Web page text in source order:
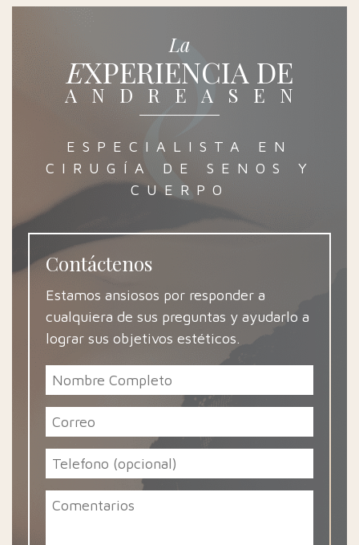
La
EXPERIENCIA DE
ANDREASEN
ESPECIALISTA EN
CIRUGÍA DE SENOS Y
CUERPO
Contáctenos
Estamos ansiosos por responder a
cualquiera de sus preguntas y ayudarlo a
lograr sus objetivos estéticos.